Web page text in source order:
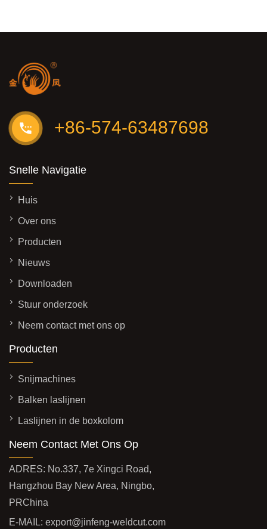
+86-574-63487698
Snelle Navigatie
Huis
Over ons
Producten
Nieuws
Downloaden
Stuur onderzoek
Neem contact met ons op
Producten
Snijmachines
Balken laslijnen
Laslijnen in de boxkolom
Neem Contact Met Ons Op
ADRES: No.337, 7e Xingci Road,
Hangzhou Bay New Area, Ningbo,
PRChina
E-MAIL: export@jinfeng-weldcut.com